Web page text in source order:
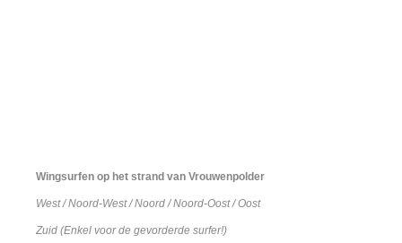
Wingsurfen op het strand van Vrouwenpolder
West / Noord-West / Noord / Noord-Oost / Oost
Zuid (Enkel voor de gevorderde surfer!)